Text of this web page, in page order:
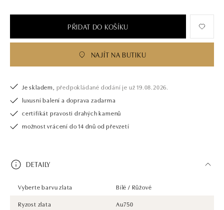
PŘIDAT DO KOŠÍKU
NAJÍT NA BUTIKU
Je skladem, předpokládané dodání je už 19.08.2026.
luxusní balení a doprava zadarma
certifikát pravosti drahých kamenů
možnost vrácení do 14 dnů od převzetí
DETAILY
Vyberte barvu zlata
Bílé / Růžové
Ryzost zlata
Au750